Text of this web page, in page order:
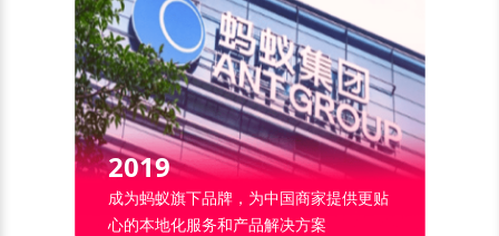
2019
成为蚂蚁旗下品牌，为中国商家提供更贴
心的本地化服务和产品解决方案